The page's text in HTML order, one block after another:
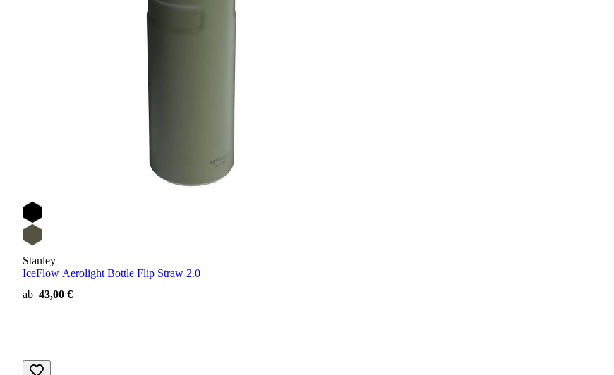
Stanley
IceFlow Aerolight Bottle Flip Straw 2.0
ab 43,00 €